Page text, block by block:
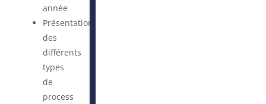
année
Présentation
des
différents
types
de
process